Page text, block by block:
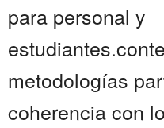
para personal y
metodologías
coherencia con